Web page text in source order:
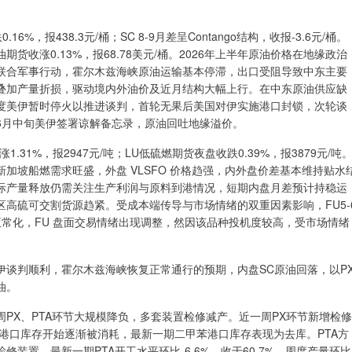
，报438.3元/桶；SC 8-9月差呈Contango结构，收报-3.6元/桶。
货收涨0.13%，报68.78美元/桶。2026年上半年原油价格在地缘政治
军事行动，霍尔木兹海峡原油运输基本停滞，出口受阻导致中东主要
产量折损，驱动境内外油价及近月结构大幅上行。在中东原油供应缺
伊暂时停火以推进谈判，首轮无果后美国对伊实施港口封锁，次轮谈
中旬美伊签署谅解备忘录，原油回吐地缘溢价。
，报2947元/吨；LU低硫燃期货夜盘收跌0.39%，报3879元/吨。
坡船燃需求旺盛，外盘 VLSFO 价格趋强，内外盘价差基本维持贴水
量释放仍需关注生产利润与原料到港情况，短期内盘月差预计持稳运
硫可交割货源趋紧。受成本端传导与市场情绪的双重因素影响，
化，FU 盘面交易情绪出现调整，然因该品种投机度较高，受市场情绪
判顺利，霍尔木兹海峡恢复正常通行的预期，内盘SC原油回落，以
、PTA环节大规模降负，多套装置检修减产。近一周PX环节新增检修
库存开始逐渐被消耗，最新一期二甲苯港口库存表现为去库。PTA方